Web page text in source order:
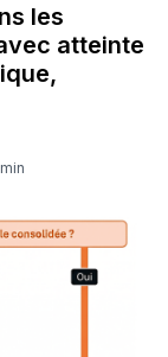
les
atteinte